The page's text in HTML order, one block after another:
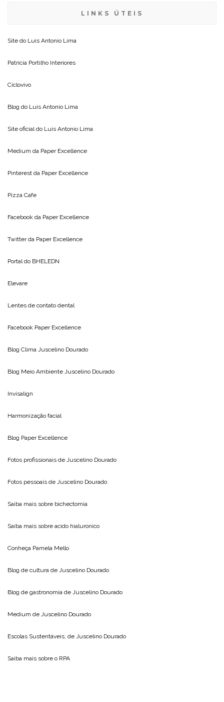
LINKS ÚTEIS
Site do Luis Antonio Lima
Patricia Portilho Interiores
Ciclovivo
Blog do Luis Antonio Lima
Site oficial do Luis Antonio Lima
Medium da Paper Excellence
Pinterest da Paper Excellence
Pizza Cafe
Facebook da Paper Excellence
Twitter da Paper Excellence
Portal do BHELEDN
Elevare
Lentes de contato dental
Facebook Paper Excellence
Blog Clima Juscelino Dourado
Blog Meio Ambiente Juscelino Dourado
Invisalign
Harmonização facial
Blog Paper Excellence
Fotos profissionais de Juscelino Dourado
Fotos pessoais de Juscelino Dourado
Saiba mais sobre bichectomia
Saiba mais sobre acido hialuronico
Conheça Pamela Mello
Blog de cultura de Juscelino Dourado
Blog de gastronomia de Juscelino Dourado
Medium de Juscelino Dourado
Escolas Sustentáveis, de Juscelino Dourado
Saiba mais sobre o RPA